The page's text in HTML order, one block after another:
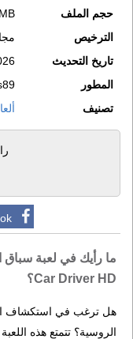
حجم الملف
الترخيص
تاريخ التحديث
المطور
تصنيف
Car Driver HD؟
هل ترغب في استكشاف
الروسية؟ تتمتع هذه